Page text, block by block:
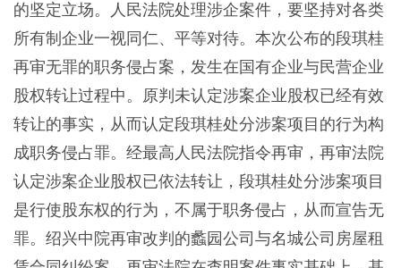
的坚定立场。人民法院处理涉企案件，要坚持对各类
所有制企业一视同仁、平等对待。本次公布的段琪桂
再审无罪的职务侵占案，发生在国有企业与民营企业
股权转让过程中。原判未认定涉案企业股权已经有效
转让的事实，从而认定段琪桂处分涉案项目的行为构
成职务侵占罪。经最高人民法院指令再审，再审法院
认定涉案企业股权已依法转让，段琪桂处分涉案项目
是行使股东权的行为，不属于职务侵占，从而宣告无
罪。绍兴中院再审改判的蠡园公司与名城公司房屋租